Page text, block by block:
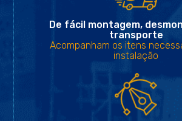
De fácil montagem,
transporte
Acompanham os itens
instalação